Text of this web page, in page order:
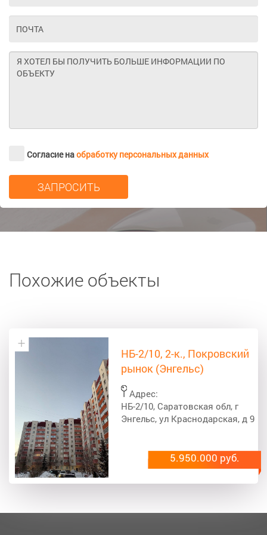
Согласие наобработку персональных данных
Похожие объекты
НБ-2/10, 2-к., Покровский
рынок (Энгельс)
Адрес:
НБ-2/10, Саратовская обл, г
Энгельс, ул Краснодарская, д 9
5.950.000 руб.